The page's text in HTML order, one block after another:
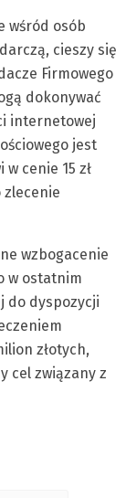
wśród osób
cieszy się
Firmowego
dokonywać
internetowej
jest
cenie 15 zł
zlecenie
wzbogacenie
w ostatnim
do dyspozycji
złotych,
cel związany z